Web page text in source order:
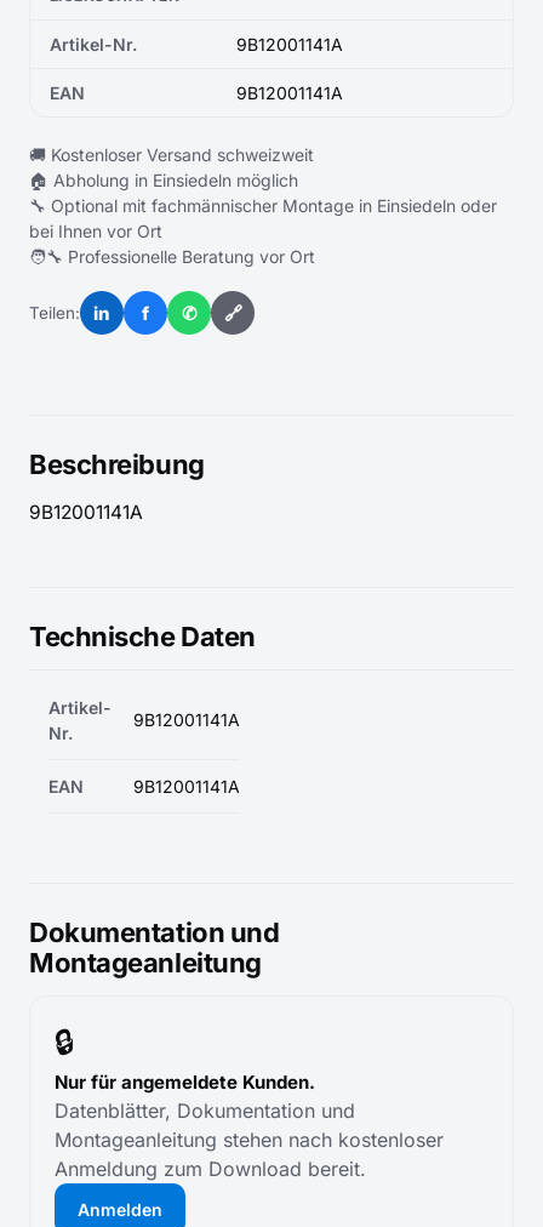
Artikel-Nr. 9B12001141A
EAN 9B12001141A
🚚 Kostenloser Versand schweizweit
🏠 Abholung in Einsiedeln möglich
🔧 Optional mit fachmännischer Montage in Einsiedeln oder
bei Ihnen vor Ort
🧑‍🔧 Professionelle Beratung vor Ort
Teilen: in f ✆ 🔗
Beschreibung
9B12001141A
Technische Daten
Artikel-
Nr.
9B12001141A
EAN 9B12001141A
Dokumentation und
Montageanleitung
🔒
Nur für angemeldete Kunden.
Datenblätter, Dokumentation und
Montageanleitung stehen nach kostenloser
Anmeldung zum Download bereit.
Anmelden